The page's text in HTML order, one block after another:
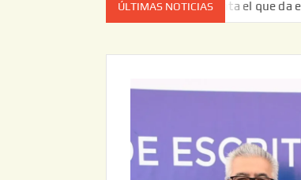
ÚLTIMAS NOTICIAS
no es el estado de cuenta el que da el susto